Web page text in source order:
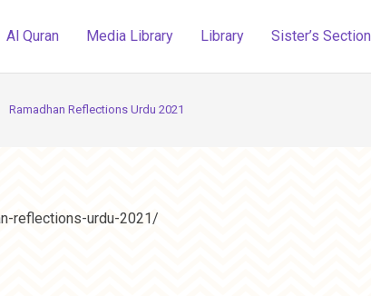
Al Quran Media Library Library Sister’s Section
Ramadhan Reflections Urdu 2021
reflections-urdu-2021/